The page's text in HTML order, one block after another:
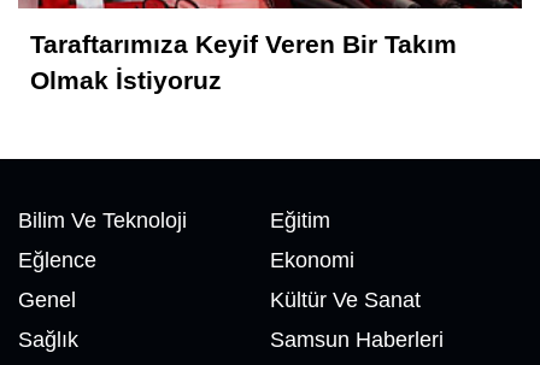
Taraftarımıza Keyif Veren Bir Takım
Olmak İstiyoruz
Bilim Ve Teknoloji
Eğitim
Eğlence
Ekonomi
Genel
Kültür Ve Sanat
Sağlık
Samsun Haberleri